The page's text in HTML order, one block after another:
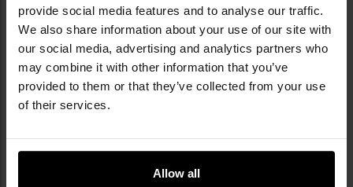
provide social media features and to analyse our traffic.
We also share information about your use of our site with
our social media, advertising and analytics partners who
may combine it with other information that you’ve
provided to them or that they’ve collected from your use
of their services.
Allow all
molle/pals
Kolor główny
Coyote Brown
Wymiary
120 x 50 x 12 mm
Materiał główny
EAN
5908218736764
24561_(PO-SRPM-